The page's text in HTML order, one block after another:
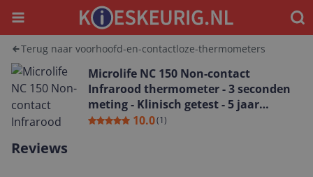
Menu
Terug naar voorhoofd-en-contactloze-thermometers
Microlife NC 150 Non-contact
Infrarood thermometer - 3 seconden
meting - Klinisch getest - 5 jaar
garantie10.0(1)
Reviews